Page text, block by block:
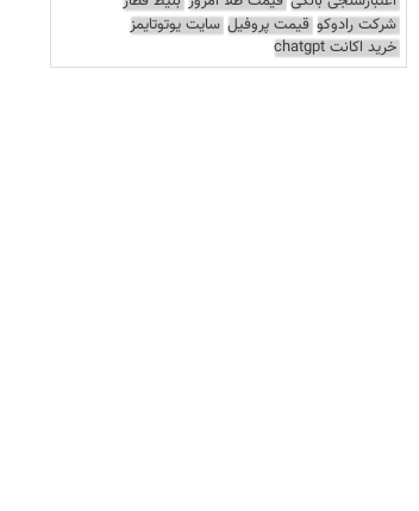
شرکت رادوکو قیمت پروفیل سایت یوتوتایمز
خرید اکانت chatgpt